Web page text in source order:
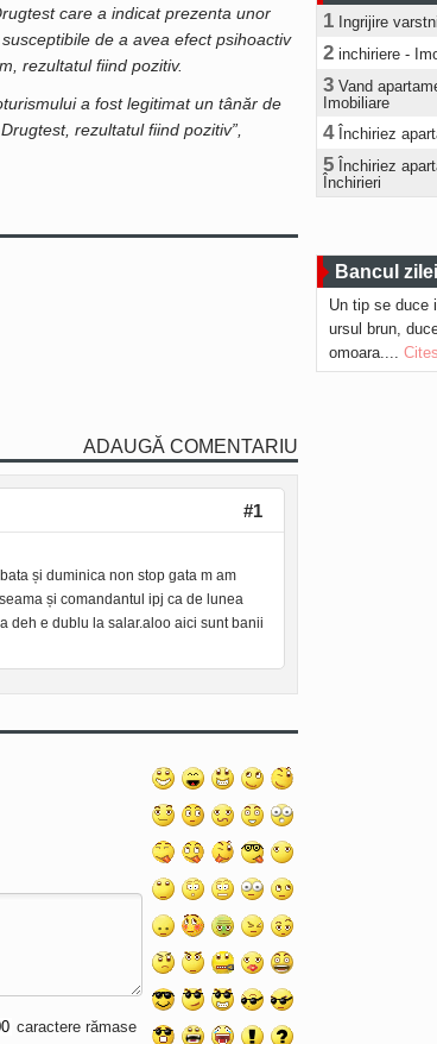
care a indicat prezenta unor
de a avea efect psihoactiv
rezultatul fiind pozitiv.
a fost legitimat un tânăr de
rezultatul fiind pozitiv”,
ADAUGĂ COMENTARIU
#1
și duminica non stop gata m am
și comandantul ipj ca de lunea
deh e dublu la salar.aloo aici sunt banii
caractere rămase
1 Ingrijire
2 inchiriere -
3 Vand
Imobiliare
4 Închiriez
5 Închiriez
Închirieri
Bancul zilei
Un tip se duce
ursul brun,
omoara....